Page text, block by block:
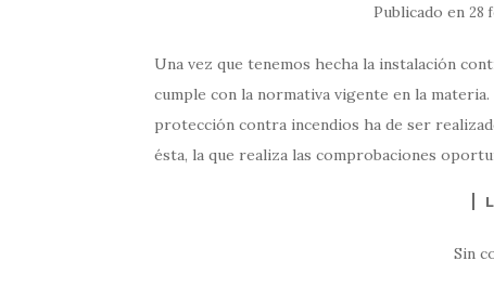
Publicado en28
Una vez que tenemos hecha la instalación
cumple con la normativa vigente en la
protección contra incendios ha de ser
ésta, la que realiza las comprobaciones
Sin